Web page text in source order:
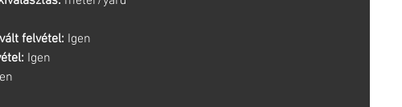
felvétel: Igen
Igen